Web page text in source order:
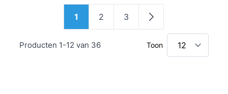
Producten 1-12 van 36
U lees momenteel pagina
1 Pagina
2 Pagina
3 Pagina
Toon